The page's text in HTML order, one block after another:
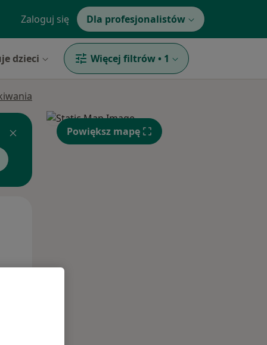
Zaloguj się Dla profesjonalistów
dzieci Więcej filtrów • 1
Powiększ mapę